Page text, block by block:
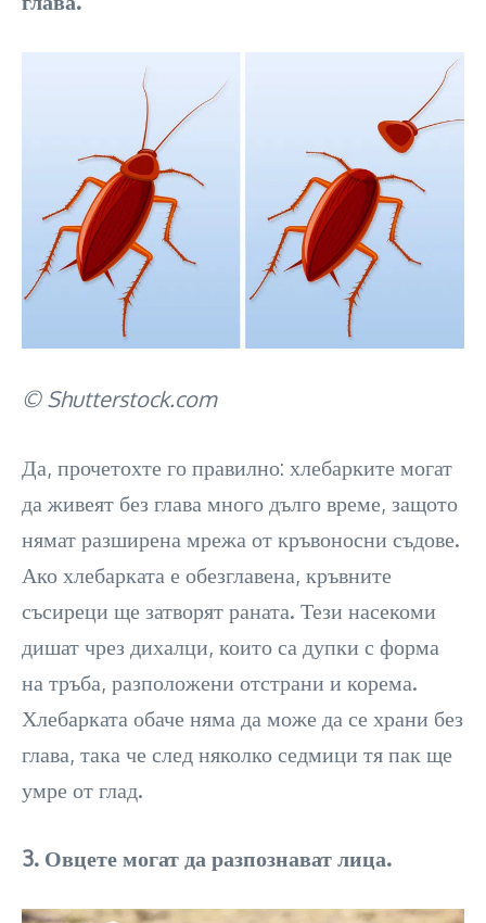
© Shutterstock.com
Да, прочетохте го правилно: хлебарките могат
да живеят без глава много дълго време, защото
нямат разширена мрежа от кръвоносни съдове.
Ако хлебарката е обезглавена, кръвните
съсиреци ще затворят раната. Тези насекоми
дишат чрез дихалци, които са дупки с форма
на тръба, разположени отстрани и корема.
Хлебарката обаче няма да може да се храни без
глава, така че след няколко седмици тя пак ще
умре от глад.
3. Овцете могат да разпознават лица.